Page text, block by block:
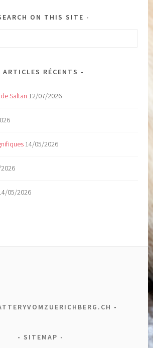
ON THIS SITE
ARTICLES RÉCENTS
Saltan 12/07/2026
14/05/2026
05/2026
SITEMAP